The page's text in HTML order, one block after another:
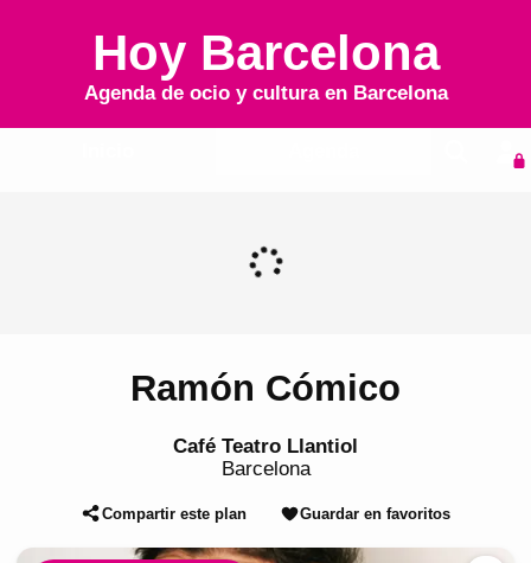
Hoy Barcelona
Agenda de ocio y cultura en Barcelona
Ramón Cómico
Café Teatro Llantiol
Barcelona
Compartir este plan Guardar en favoritos